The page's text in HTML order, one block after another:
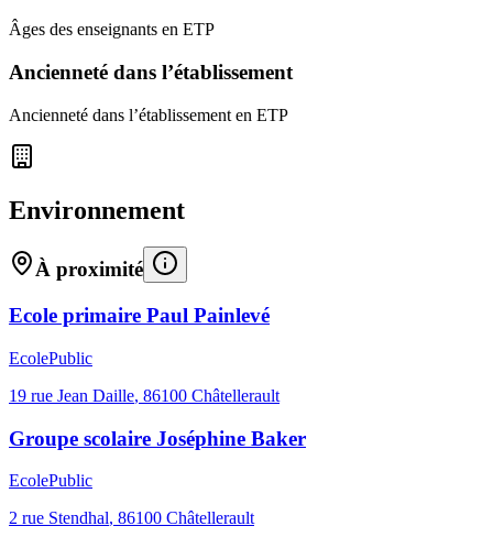
Âges des enseignants en ETP
Ancienneté dans l’établissement
Ancienneté dans l’établissement en ETP
Environnement
À proximité
Ecole primaire Paul Painlevé
EcolePublic
19 rue Jean Daille, 86100 Châtellerault
Groupe scolaire Joséphine Baker
EcolePublic
2 rue Stendhal, 86100 Châtellerault